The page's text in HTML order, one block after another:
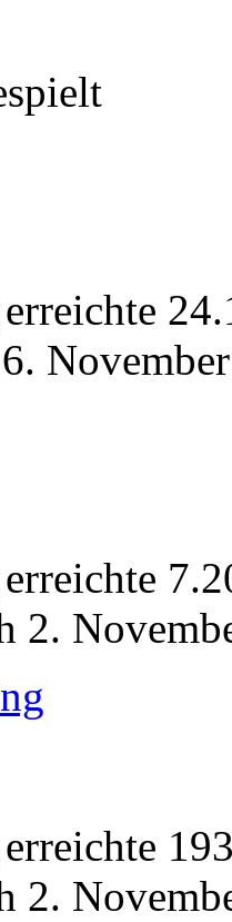
erreichte
erreichte
2.
erreichte
2.